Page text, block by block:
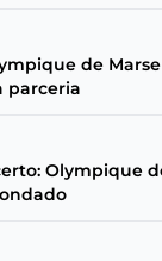
de
parceria
Olympique